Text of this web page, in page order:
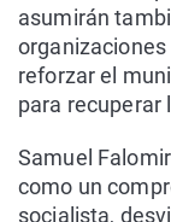
asumirán
reforzar el
para recuperar
Samuel
como un
socialista,